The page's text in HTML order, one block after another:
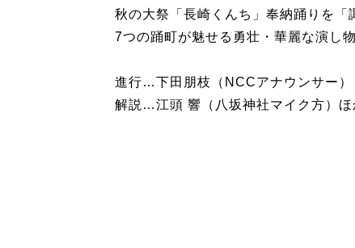
秋の大祭「長崎くんち」奉納踊りを「
7つの踊町が魅せる勇壮・華麗な演し
進行…下田朋枝（NCCアナウンサー）
解説…江頭 響（八坂神社マイク方）ほ